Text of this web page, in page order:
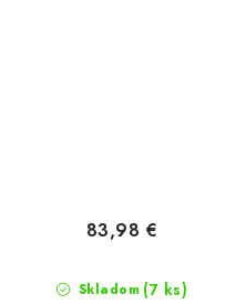
Skladom (7 ks)
83,98 €